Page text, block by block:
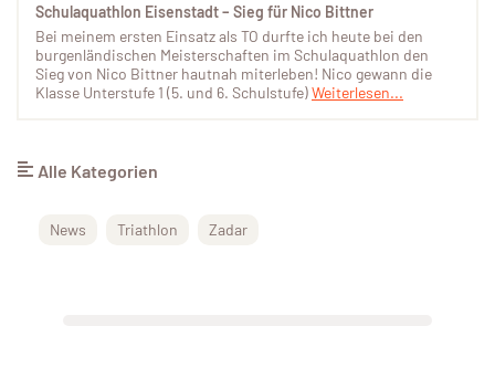
Schulaquathlon Eisenstadt – Sieg für Nico Bittner
Bei meinem ersten Einsatz als TO durfte ich heute bei den
burgenländischen Meisterschaften im Schulaquathlon den
Sieg von Nico Bittner hautnah miterleben! Nico gewann die
Klasse Unterstufe 1 (5. und 6. Schulstufe)Weiterlesen...
Alle Kategorien
News Triathlon Zadar